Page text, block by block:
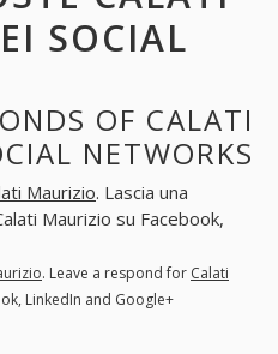
SOCIAL
OF CALATI
NETWORKS
Maurizio. Lascia una
Maurizio su Facebook,
. Leave a respond for Calati
LinkedIn and Google+